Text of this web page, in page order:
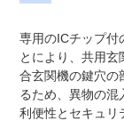
専用のICチップ付
とにより、共用
合玄関機の鍵穴の
るため、異物の混
利便性とセキュリ